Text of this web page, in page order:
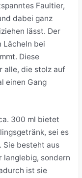
Faultier,
dabei ganz
lässt. Der
Lächeln bei
Diese
alle, die stolz auf
einen Gang
300 ml bietet
sei es
Sie besteht aus
langlebig, sondern
ist sie